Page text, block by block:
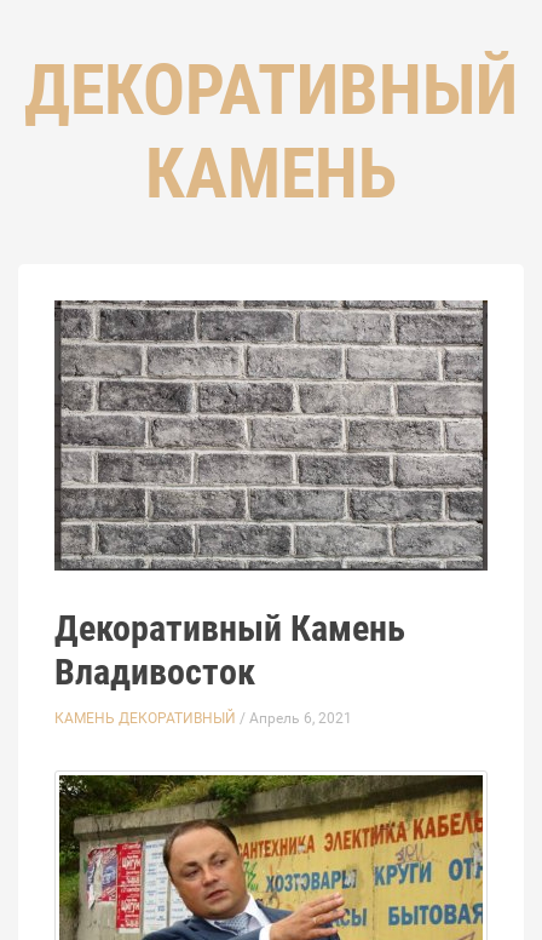
ДЕКОРАТИВНЫЙ
КАМЕНЬ
Декоративный Камень
Владивосток
КАМЕНЬ ДЕКОРАТИВНЫЙ / Апрель 6, 2021